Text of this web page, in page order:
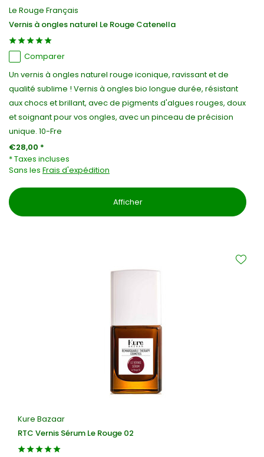
Le Rouge Français
Vernis à ongles naturel Le Rouge Catenella
Comparer
Un vernis à ongles naturel rouge iconique, ravissant et de
qualité sublime ! Vernis à ongles bio longue durée, résistant
aux chocs et brillant, avec de pigments d'algues rouges, doux
et soignant pour vos ongles, avec un pinceau de précision
unique. 10-Fre
€28,00 *
* Taxes incluses
Sans les Frais d'expédition
Afficher
Kure Bazaar
RTC Vernis Sérum Le Rouge 02